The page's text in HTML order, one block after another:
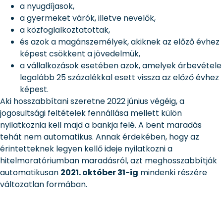
a nyugdíjasok,
a gyermeket várók, illetve nevelők,
a közfoglalkoztatottak,
és azok a magánszemélyek, akiknek az előző évhez
képest csökkent a jövedelmük,
a vállalkozások esetében azok, amelyek árbevétele
legalább 25 százalékkal esett vissza az előző évhez
képest.
Aki hosszabbítani szeretne 2022 június végéig, a
jogosultsági feltételek fennállása mellett külön
nyilatkoznia kell majd a bankja felé. A bent maradás
tehát nem automatikus. Annak érdekében, hogy az
érintetteknek legyen kellő ideje nyilatkozni a
hitelmoratóriumban maradásról, azt meghosszabbítják
automatikusan 2021. október 31-ig mindenki részére
változatlan formában.